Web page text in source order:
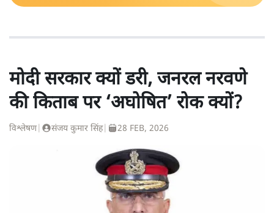
मोदी सरकार क्यों डरी, जनरल नरवणे
की किताब पर ‘अघोषित’ रोक क्यों?
विश्लेषण| संजय कुमार सिंह| 28 FEB, 2026